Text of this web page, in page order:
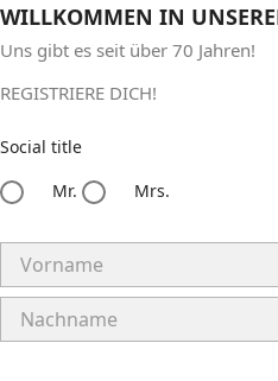
WILLKOMMEN IN
Uns gibt es seit über 70 Jahren!
REGISTRIERE DICH!
Social title
Mr.
Mrs.